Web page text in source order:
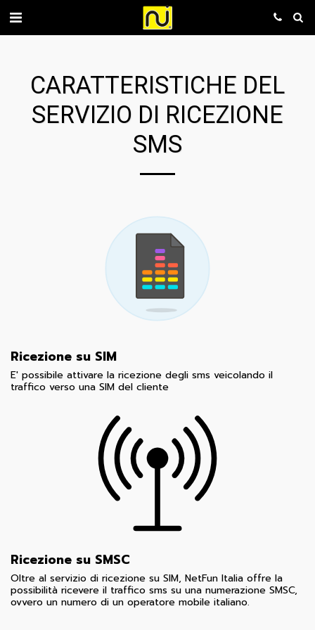
CARATTERISTICHE DEL
SERVIZIO DI RICEZIONE
SMS
Ricezione su SIM
E' possibile attivare la ricezione degli sms veicolando il
traffico verso una SIM del cliente
Ricezione su SMSC
Oltre al servizio di ricezione su SIM, NetFun Italia offre la
possibilità ricevere il traffico sms su una numerazione SMSC,
ovvero un numero di un operatore mobile italiano.